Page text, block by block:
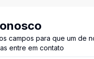
campos para que um de
entre em contato